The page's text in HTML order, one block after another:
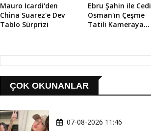
Mauro Icardi'den
China Suarez'e Dev
Tablo Sürprizi
Ebru Şahin ile Cedi
Osman'ın Çeşme
Tatili Kameraya
ÇOK OKUNANLAR
07-08-2026 11:46